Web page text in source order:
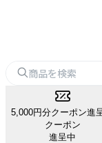
5,000円分クーポン進
クーポン
進呈中